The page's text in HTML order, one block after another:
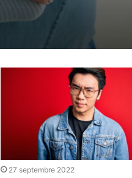
27 septembre 2022